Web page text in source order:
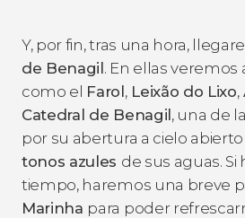
Y, por fin, tras una hora,
de Benagil. En ellas
como el Farol,Leixão do Lixo,
Catedral de Benagil, una de
por su abertura a cielo
tonos azules de sus aguas.
tiempo, haremos una breve
Marinha para poder